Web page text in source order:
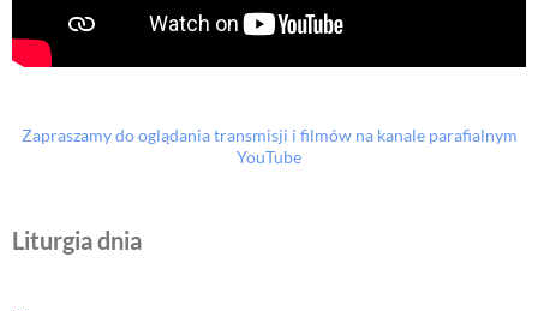
Zapraszamy do oglądania transmisji i filmów na kanale parafialnym
YouTube
Liturgia dnia